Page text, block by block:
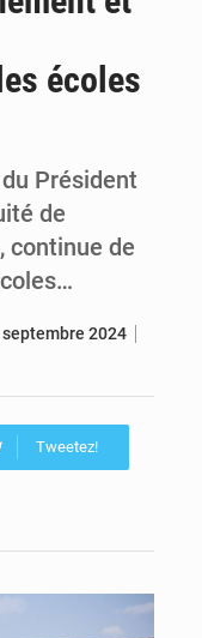
RDC : Christian Bosembe annonce la fermeture imminente de TikTok pour stopper la propagande de l’AFC-M23
écoles
Président
de
continue de
septembre 2024
Tweetez!